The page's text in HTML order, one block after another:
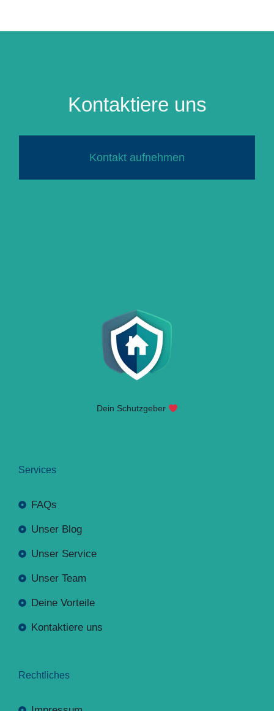
Kontaktiere uns
Kontakt aufnehmen
Dein Schutzgeber
Services
FAQs
Unser Blog
Unser Service
Unser Team
Deine Vorteile
Kontaktiere uns
Rechtliches